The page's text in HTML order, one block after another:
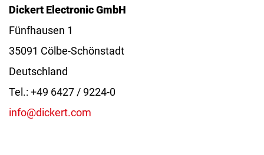
Dickert Electronic GmbH
Fünfhausen 1
35091 Cölbe-Schönstadt
Deutschland
Tel.: +49 6427 / 9224-0
info@dickert.com